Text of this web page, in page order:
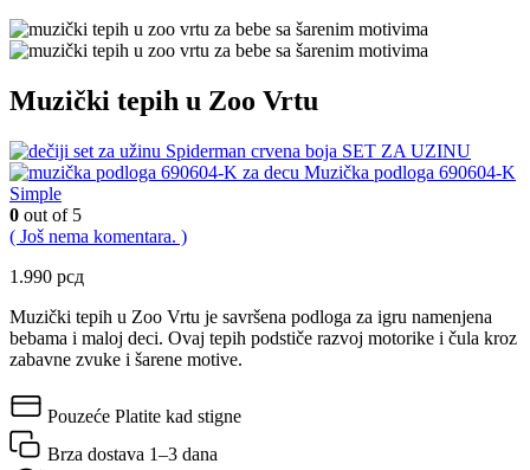
Muzički tepih u Zoo Vrtu
SET ZA UZINU
Muzička podloga 690604-K
Simple
0 out of 5
( Još nema komentara. )
1.990 рсд
Muzički tepih u Zoo Vrtu je savršena podloga za igru namenjena
bebama i maloj deci. Ovaj tepih podstiče razvoj motorike i čula kroz
zabavne zvuke i šarene motive.
Pouzeće Platite kad stigne
Brza dostava 1–3 dana